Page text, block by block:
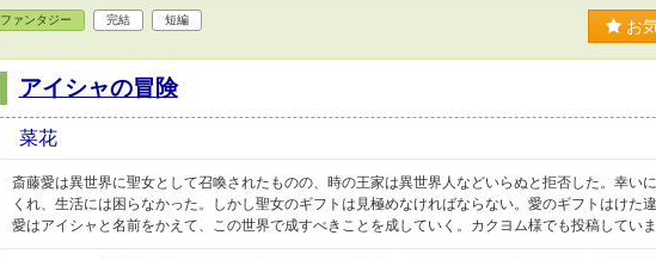
ファンタジー 完結 短編 お
アイシャの冒険
菜花
斎藤愛は異世界に聖女として召喚されたものの、時の王家は異世界人などいらぬと拒否した。幸い
くれ、生活には困らなかった。しかし聖女のギフトは見極めなければならない。愛のギフトはけた
愛はアイシャと名前をかえて、この世界で成すべきことを成していく。カクヨム様でも投稿していま